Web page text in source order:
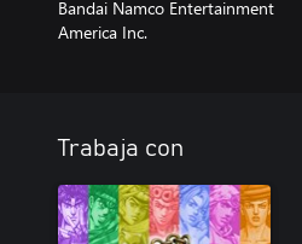
Bandai Namco Entertainment
America Inc.
Trabaja con